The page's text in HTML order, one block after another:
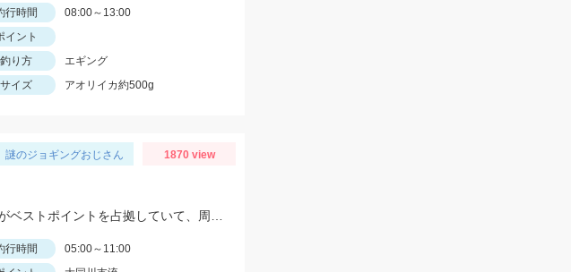
行時間
08:00～13:00
イント
釣り方
エギング
サイズ アオリイカ約500g
謎のジョギングおじさん 1870 view
行時間
05:00～11:00